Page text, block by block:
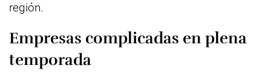
región.
Empresas complicadas en plena
temporada